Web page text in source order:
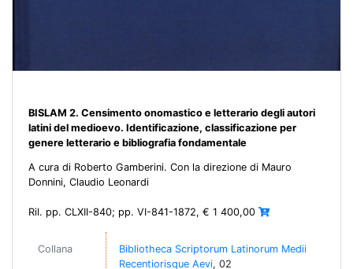
BISLAM 2. Censimento onomastico e letterario degli autori
latini del medioevo. Identificazione, classificazione per
genere letterario e bibliografia fondamentale
A cura di Roberto Gamberini. Con la direzione di Mauro
Donnini, Claudio Leonardi
Ril. pp. CLXII-840; pp. VI-841-1872, € 1 400,00
Collana
Bibliotheca Scriptorum Latinorum Medii
Recentiorisque Aevi, 02